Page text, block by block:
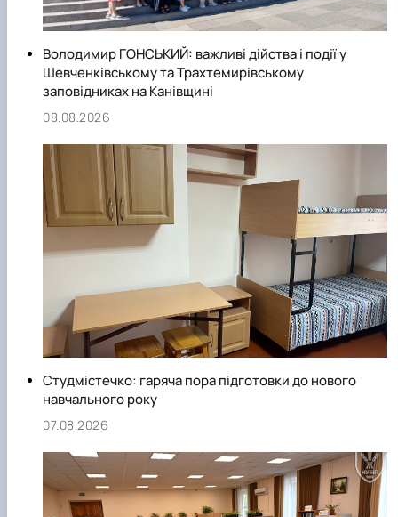
Володимир ГОНСЬКИЙ: важливі дійства і події у
Шевченківському та Трахтемирівському
заповідниках на Канівщині
08.08.2026
Студмістечко: гаряча пора підготовки до нового
навчального року
07.08.2026